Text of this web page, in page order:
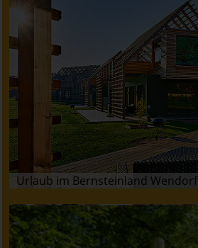
Urlaub im Bernsteinland Wendorf